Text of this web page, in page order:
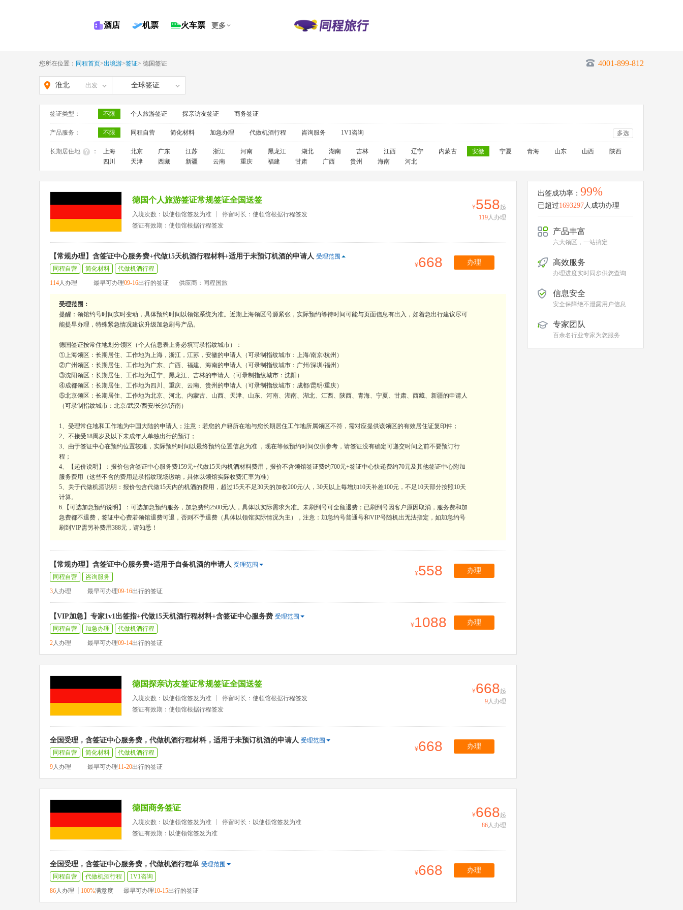
酒店 机票 火车票 更多
您所在位置： 同程首页>出境游>签证> 德国签证 4001-899-812
淮北 出发 全球签证
签证类型： 不限 个人旅游签证 探亲访友签证 商务签证
产品服务： 不限 同程自营 简化材料 加急办理 代做机酒行程 咨询服务 1V1咨询 多选
长期居住地 ： 上海 北京 广东 江苏 浙江 河南 黑龙江 湖北 湖南 吉林 江西 辽宁 内蒙古 安徽 宁夏 青海 山东 山西
陕西
四川
天津 西藏 新疆 云南 重庆 福建 甘肃 广西 贵州 海南 河北
德国个人旅游签证常规签证全国送签
入境次数：以使领馆签发为准
停留时长：使领馆根据行程签发
签证有效期：使领馆根据行程签发
558起
119人办理
【常规办理】含签证中心服务费+代做15天机酒行程材料+适用于未预订机酒的申请人 受理范围
同程自营
简化材料
代做机酒行程
114人办理 最早可办理09-16出行的签证 供应商：同程国旅
668 办理
受理范围：
提醒：领馆约号时间实时变动，具体预约时间以领馆系统为准。近期上海领区号源紧张，实际预约等待时间可能与页面信息有出入，如着急出行建议尽可
能提早办理，特殊紧急情况建议升级加急刷号产品。
德国签证按常住地划分领区（个人信息表上务必填写录指纹城市）：
①上海领区：长期居住、工作地为上海，浙江，江苏，安徽的申请人（可录制指纹城市：上海/南京/杭州）
②广州领区：长期居住、工作地为广东、广西、福建、海南的申请人（可录制指纹城市：广州/深圳/福州）
③沈阳领区：长期居住、工作地为辽宁、黑龙江、吉林的申请人（可录制指纹城市：沈阳）
④成都领区：长期居住、工作地为四川、重庆、云南、贵州的申请人（可录制指纹城市：成都/昆明/重庆）
⑤北京领区：长期居住、工作地为北京、河北、内蒙古、山西、天津、山东、河南、湖南、湖北、江西、陕西、青海、宁夏、甘肃、西藏、新疆的申请人
（可录制指纹城市：北京/武汉/西安/长沙/济南）
1、受理常住地和工作地为中国大陆的申请人；注意：若您的户籍所在地与您长期居住工作地所属领区不符，需对应提供该领区的有效居住证复印件；
2、不接受18周岁及以下未成年人单独出行的预订；
3、由于签证中心在预约位置较难，实际预约时间以最终预约位置信息为准 ，现在等候预约时间仅供参考，请签证没有确定可递交时间之前不要预订行
程；
4、【起价说明】：报价包含签证中心服务费159元+代做15天内机酒材料费用，报价不含领馆签证费约700元+签证中心快递费约70元及其他签证中心附加
服务费用（这些不含的费用是录指纹现场缴纳，具体以领馆实际收费汇率为准）
5、关于代做机酒说明：报价包含代做15天内的机酒的费用，超过15天不足30天的加收200元/人，30天以上每增加10天补差100元，不足10天部分按照10天
计算。
6.【可选加急预约说明】：可选加急预约服务，加急费约2500元/人，具体以实际需求为准。未刷到号可全额退费；已刷到号因客户原因取消，服务费和加
急费都不退费，签证中心费若领馆退费可退，否则不予退费（具体以领馆实际情况为主），注意：加急约号普通号和VIP号随机出无法指定，如加急约号
刷到VIP需另补费用388元，请知悉！
【常规办理】含签证中心服务费+适用于自备机酒的申请人 受理范围
同程自营
咨询服务
3人办理 最早可办理09-16出行的签证
558 办理
【VIP加急】专家1v1出签指+代做15天机酒行程材料+含签证中心服务费 受理范围
同程自营
加急办理
代做机酒行程
2人办理 最早可办理09-14出行的签证
1088 办理
德国探亲访友签证常规签证全国送签
入境次数：以使领馆签发为准
停留时长：使领馆根据行程签发
签证有效期：使领馆根据行程签发
668起
9人办理
全国受理，含签证中心服务费，代做机酒行程材料，适用于未预订机酒的申请人 受理范围
同程自营
简化材料
代做机酒行程
9人办理 最早可办理11-20出行的签证
668 办理
德国商务签证
入境次数：以使领馆签发为准
停留时长：以使领馆签发为准
签证有效期：以使领馆签发为准
668起
86人办理
全国受理，含签证中心服务费，代做机酒行程单 受理范围
同程自营
代做机酒行程
1V1咨询
86人办理 100%满意度 最早可办理10-15出行的签证
668 办理
出签成功率： 99%
已超过1693297人成功办理
产品丰富
六大领区，一站搞定
高效服务
办理进度实时同步供您查询
信息安全
安全保障绝不泄露用户信息
专家团队
百余名行业专家为您服务